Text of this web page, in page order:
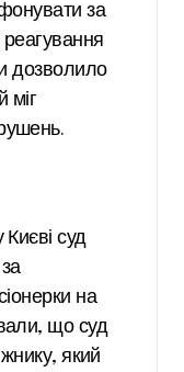
за
дозволило
міг
суд
на
що суд
який